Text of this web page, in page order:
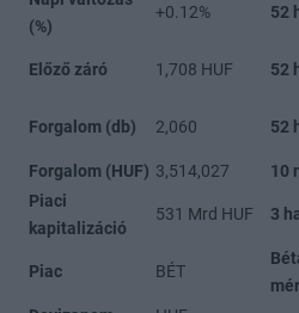
(%)
+0.12% 52
Előző záró 1,708 HUF 52
Forgalom (db) 2,060 52
Forgalom (HUF) 3,514,027 10
Piaci
kapitalizáció
531 Mrd HUF 3
Piac BÉT